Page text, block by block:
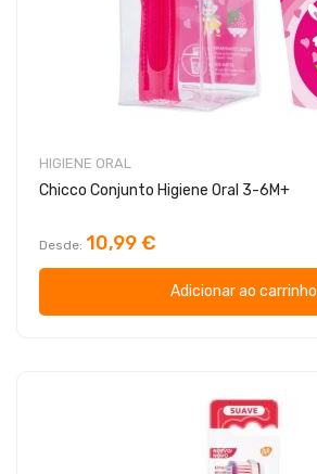
HIGIENE ORAL
Chicco Conjunto Higiene Oral 3-6M+
Desde 10,99 €
Adicionar ao carrinho